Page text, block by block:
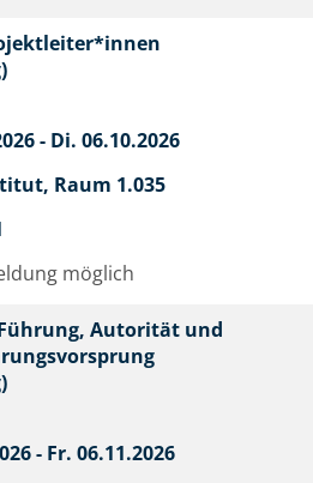
- Di. 06.10.2026
Raum 1.035
möglich
Autorität und
- Fr. 06.11.2026